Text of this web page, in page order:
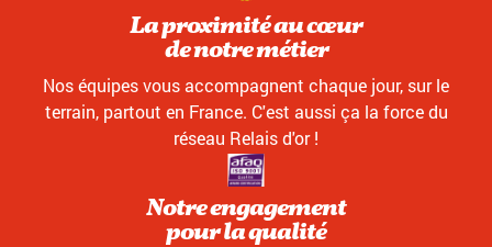
La proximité au cœur
de notre métier
Nos équipes vous accompagnent chaque jour, sur le
terrain, partout en France. C'est aussi ça la force du
réseau Relais d'or !
Notre engagement
pour la qualité